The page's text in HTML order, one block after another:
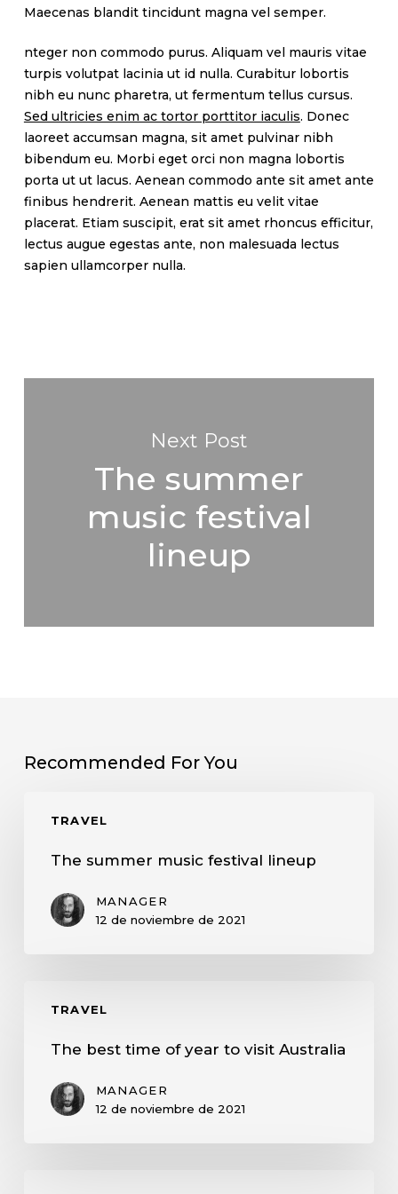
Maecenas blandit tincidunt magna vel semper.
nteger non commodo purus. Aliquam vel mauris vitae
turpis volutpat lacinia ut id nulla. Curabitur lobortis
nibh eu nunc pharetra, ut fermentum tellus cursus.
Sed ultricies enim ac tortor porttitor iaculis. Donec
laoreet accumsan magna, sit amet pulvinar nibh
bibendum eu. Morbi eget orci non magna lobortis
porta ut ut lacus. Aenean commodo ante sit amet ante
finibus hendrerit. Aenean mattis eu velit vitae
placerat. Etiam suscipit, erat sit amet rhoncus efficitur,
lectus augue egestas ante, non malesuada lectus
sapien ullamcorper nulla.
Next Post
The summer
music festival
lineup
Recommended For You
TRAVEL
summer
festivalThe summer music festival lineup
MANAGER
12 de noviembre de 2021
TRAVEL
best
Australia
The best time of year to visit Australia
MANAGER
12 de noviembre de 2021